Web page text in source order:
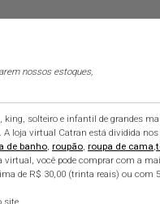
nossos estoques,
king, solteiro e infantil de grandes
A loja virtual Catran está dividida
de banho, roupão, roupa de cama,
você pode comprar com a
de R$ 30,00 (trinta reais) ou com